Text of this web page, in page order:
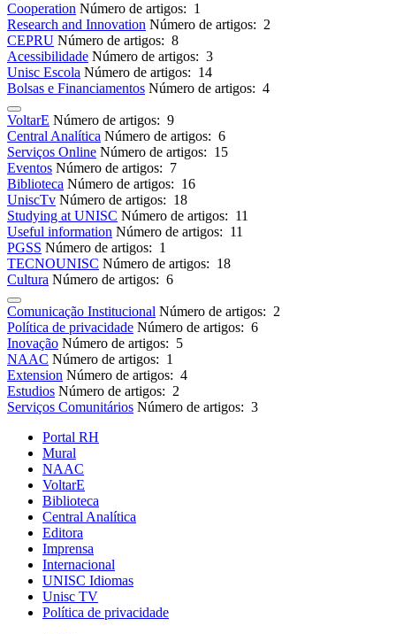
Cooperation Número de artigos: 1
Research and Innovation Número de artigos: 2
CEPRU Número de artigos: 8
Acessibilidade Número de artigos: 3
Unisc Escola Número de artigos: 14
Bolsas e Financiamentos Número de artigos: 4
VoltarE Número de artigos: 9
Central Analítica Número de artigos: 6
Serviços Online Número de artigos: 15
Eventos Número de artigos: 7
Biblioteca Número de artigos: 16
UniscTv Número de artigos: 18
Studying at UNISC Número de artigos: 11
Useful information Número de artigos: 11
PGSS Número de artigos: 1
TECNOUNISC Número de artigos: 18
Cultura Número de artigos: 6
Comunicação Institucional Número de artigos: 2
Política de privacidade Número de artigos: 6
Inovação Número de artigos: 5
NAAC Número de artigos: 1
Extension Número de artigos: 4
Estudios Número de artigos: 2
Serviços Comunitários Número de artigos: 3
Portal RH
Mural
NAAC
VoltarE
Biblioteca
Central Analítica
Editora
Imprensa
Internacional
UNISC Idiomas
Unisc TV
Política de privacidade